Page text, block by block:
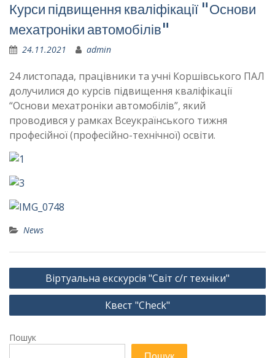
Курси підвищення кваліфікації "Основи
мехатроніки автомобілів"
24.11.2021 admin
24 листопада, працівники та учні Коршівського ПАЛ
долучилися до курсів підвищення кваліфікації
“Основи мехатроніки автомобілів”, який
проводився у рамках Всеукраїнського тижня
професійної (професійно-технічної) освіти.
News
Навігація
записів
Віртуальна екскурсія "Світ с/г техніки"
Квест "Check"
Пошук